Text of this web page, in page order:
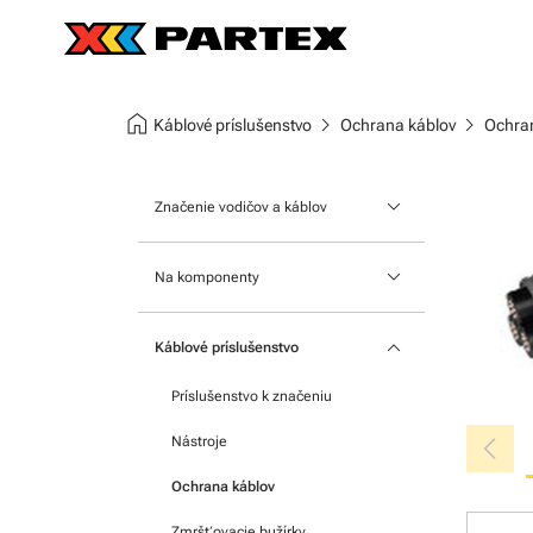
home Káblové príslušenstvo chevron_right Ochrana káblovchevron_right
Značenie vodičov a káblov keyboard_arrow_down
Nacvakávacie návlečky
Teplom zmrštiteľnej bužírky
Na komponenty keyboard_arrow_down
Káblové príslušenstvo keyboard_arrow_down
Príslušenstvo k značeniu
Nástroje
Ochrana káblov
chevron_left